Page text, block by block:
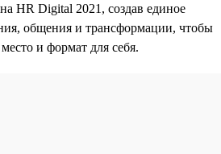
HR Digital 2021, создав единое
общения и трансформации, чтобы
и формат для себя.